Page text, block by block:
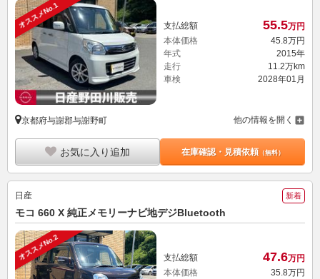
オススメNo.1 支払総額 55.5万円
本体価格
45.8万円
年式
2015年
走行
11.2万km
車検
2028年01月
京都府与謝郡与謝野町 他の情報を開く
お気に入り追加 在庫確認・見積依頼（無料）
日産 新着
モコ 660 X 純正メモリーナビ地デジBluetooth
オススメNo.2 支払総額 47.6万円
本体価格
35. 8万円